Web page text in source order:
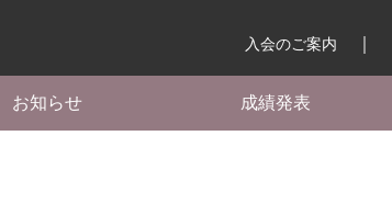
入会のご案内
お知らせ 成績発表